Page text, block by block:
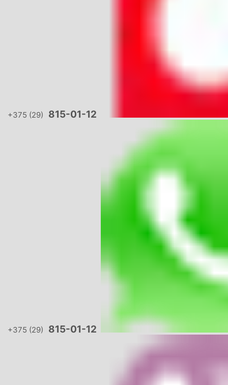
+375 (29) 815-01-12
+375 (29) 815-01-12